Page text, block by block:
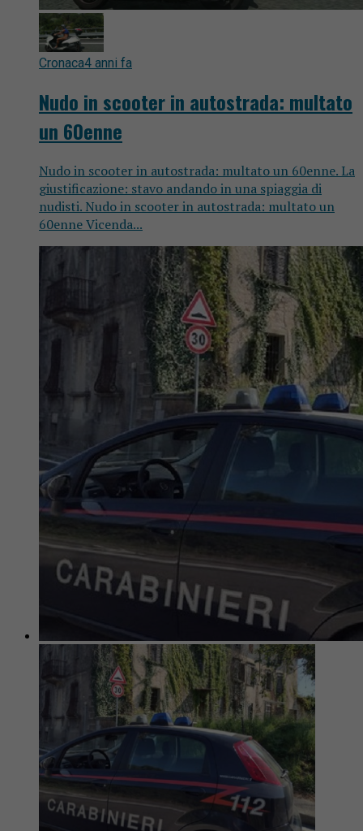
Cronaca4 anni fa
Nudo in scooter in autostrada: multato
un 60enne
Nudo in scooter in autostrada: multato un 60enne. La
giustificazione: stavo andando in una spiaggia di
nudisti. Nudo in scooter in autostrada: multato un
60enne Vicenda...